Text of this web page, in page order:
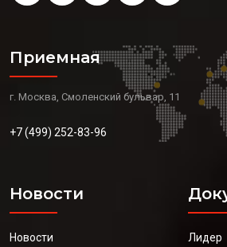
Приемная
г. Москва, Смоленский бульвар, 11
+7 (499) 252-83-96
Новости
Новости Лидер